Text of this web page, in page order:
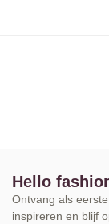
Hello
Ontvang als
inspireren en blijf